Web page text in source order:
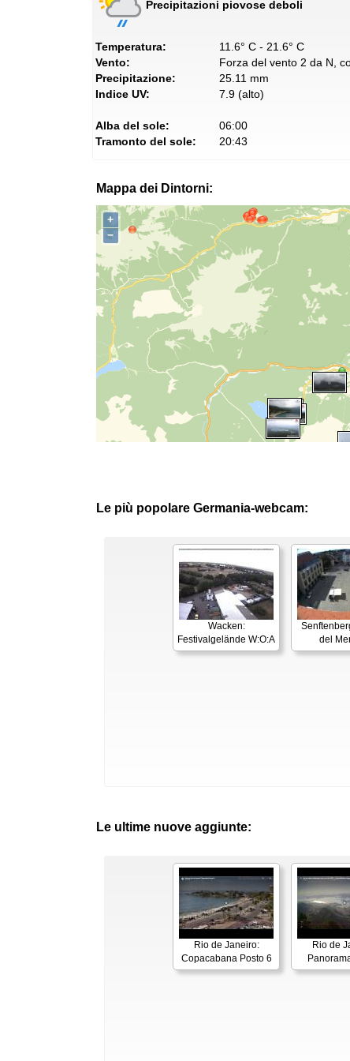
Precipitazioni piovose deboli
Temperatura:
11.6° C - 21.6° C
Vento:
Forza del vento 2 da N,
Precipitazione:
25.11 mm
Indice UV:
7.9 (alto)
Alba del sole:
06:00
Tramonto del sole:
20:43
Mappa dei Dintorni:
+
−
Le più popolare Germania-webcam:
Wacken:
Festivalgelände W:O:A
del
Le ultime nuove aggiunte:
Rio de Janeiro:
Copacabana Posto 6
Rio de